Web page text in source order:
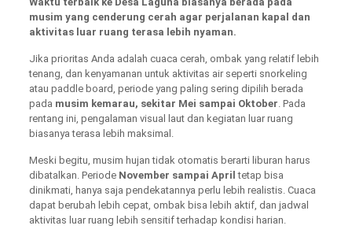
musim yang cenderung cerah agar perjalanan kapal dan
aktivitas luar ruang terasa lebih nyaman.
Jika prioritas Anda adalah cuaca cerah, ombak yang relatif lebih
tenang, dan kenyamanan untuk aktivitas air seperti snorkeling
atau paddle board, periode yang paling sering dipilih berada
pada musim kemarau, sekitar Mei sampai Oktober . Pada
rentang ini, pengalaman visual laut dan kegiatan luar ruang
biasanya terasa lebih maksimal.
Meski begitu, musim hujan tidak otomatis berarti liburan harus
dibatalkan. Periode November sampai April tetap bisa
dinikmati, hanya saja pendekatannya perlu lebih realistis. Cuaca
dapat berubah lebih cepat, ombak bisa lebih aktif, dan jadwal
aktivitas luar ruang lebih sensitif terhadap kondisi harian.